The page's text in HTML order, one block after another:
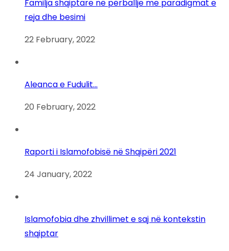
Familja shqiptare në përballje me paradigmat e
reja dhe besimi
22 February, 2022
Aleanca e Fudulit…
20 February, 2022
Raporti i Islamofobisë në Shqipëri 2021
24 January, 2022
Islamofobia dhe zhvillimet e saj në kontekstin
shqiptar